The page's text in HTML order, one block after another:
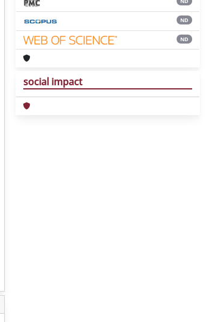
ND
ND
social impact